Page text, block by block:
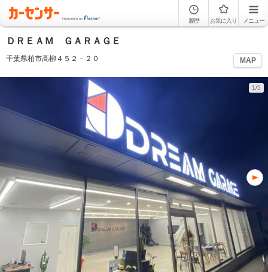
履歴 お気に入り メニュー
ＤＲＥＡＭ ＧＡＲＡＧＥ
千葉県柏市高柳４５２－２０ MAP
1/5